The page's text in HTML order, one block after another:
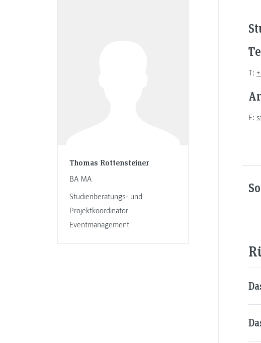
Thomas Rottensteiner
BA MA
Studienberatungs- und
Projektkoordinator
Eventmanagement
T:
E: